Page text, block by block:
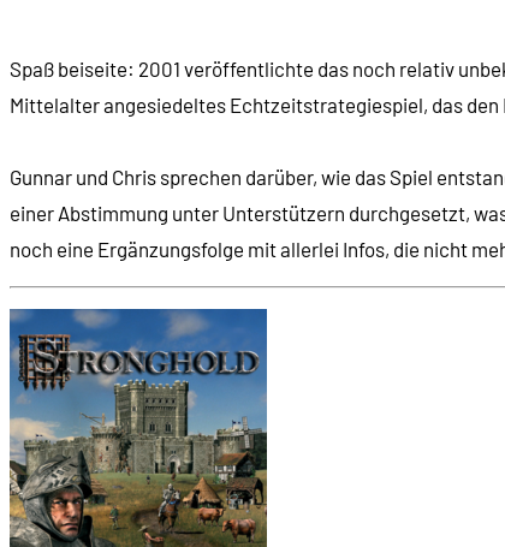
01:06:13 Mission 13: "Das Ende der Schlange"
01:14:44 Mission 15: "Ein neuer Weg"
01:19:32 Komfortfunktionen
01:22:52 Was im Strategie-Part fehlt
Spaß beiseite: 2001 veröffentlichte das noch relativ
Mittelalter angesiedeltes Echtzeitstrategiespiel, das
Gunnar und Chris sprechen darüber, wie das Spiel
einer Abstimmung unter Unterstützern durchgesetzt,
noch eine Ergänzungsfolge mit allerlei Infos, die nicht